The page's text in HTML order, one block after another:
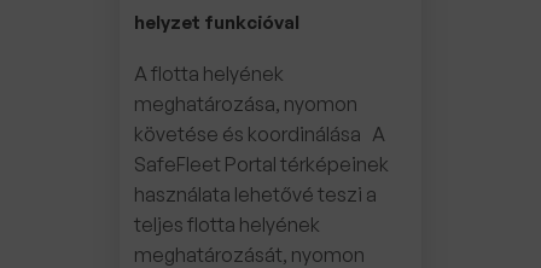
helyzet funkcióval
A flotta helyének
meghatározása, nyomon
követése és koordinálása A
SafeFleet Portal térképeinek
használata lehetővé teszi a
teljes flotta helyének
meghatározását, nyomon